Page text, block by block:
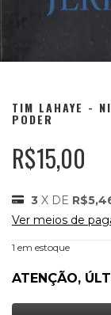
TIM LAHAYE -
PODER
R$15,00
3 X DE
Ver meios de
1 em estoque
ATENÇÃO,